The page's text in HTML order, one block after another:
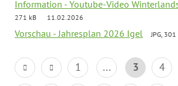
Information - Youtube-Video
271 kB
11.02.2026
Vorschau - Jahresplan 2026 Igel JPG,
1 ... 3 4